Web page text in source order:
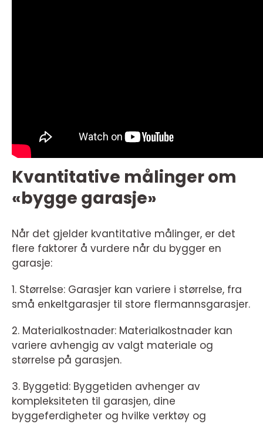
Kvantitative målinger om
«bygge garasje»
Når det gjelder kvantitative målinger, er det
flere faktorer å vurdere når du bygger en
garasje:
1. Størrelse: Garasjer kan variere i størrelse, fra
små enkeltgarasjer til store flermannsgarasjer.
2. Materialkostnader: Materialkostnader kan
variere avhengig av valgt materiale og
størrelse på garasjen.
3. Byggetid: Byggetiden avhenger av
kompleksiteten til garasjen, dine
byggeferdigheter og hvilke verktøy og